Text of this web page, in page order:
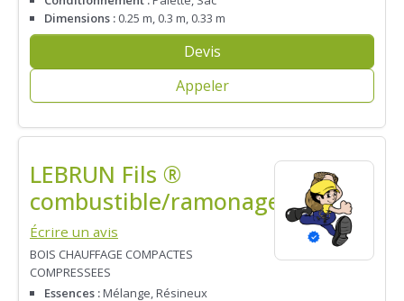
Dimensions : 0.25 m, 0.3 m, 0.33 m
Devis
Appeler
LEBRUN Fils ®
combustible/ramonage
Écrire un avis
BOIS CHAUFFAGE COMPACTES
COMPRESSEES
Essences :Mélange, Résineux